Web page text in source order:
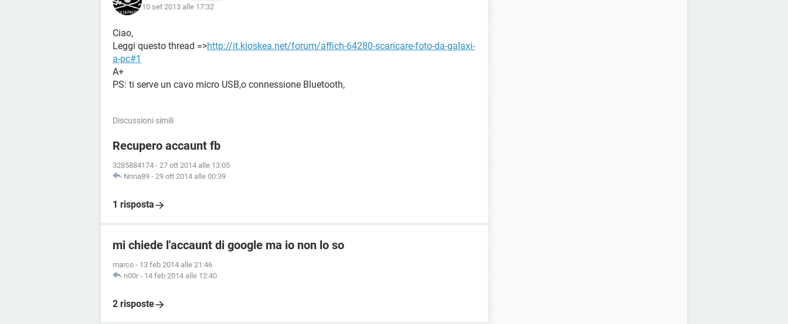
10 set 2013 alle 17:32
Ciao,
Leggi questo thread =>http://it.kioskea.net/forum/affich-64280-scaricare-foto-da-galaxi-
a-pc#1
A+
PS: ti serve un cavo micro USB,o connessione Bluetooth,
Discussioni simili
Recupero accaunt fb
3285884174 - 27 ott 2014 alle 13:05
Nrina89 - 29 ott 2014 alle 00:39
1 risposta
mi chiede l'accaunt di google ma io non lo so
marco - 13 feb 2014 alle 21:46
n00r - 14 feb 2014 alle 12:40
2 risposte